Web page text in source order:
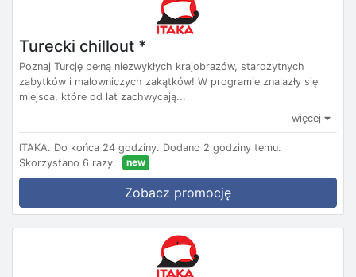
Turecki chillout *
Poznaj Turcję pełną niezwykłych krajobrazów, starożytnych
zabytków i malowniczych zakątków! W programie znalazły się
miejsca, które od lat zachwycają...
więcej
ITAKA. Do końca 24 godziny. Dodano 2 godziny temu.
Skorzystano 6 razy.
new
Zobacz promocję